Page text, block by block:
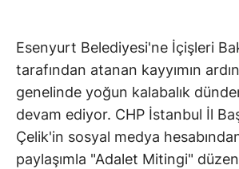
Esenyurt Belediyesi'ne İçişleri
tarafından atanan kayyımın
genelinde yoğun kalabalık
devam ediyor. CHP İstanbul İl
Çelik'in sosyal medya
paylaşımla "Adalet Mitingi"